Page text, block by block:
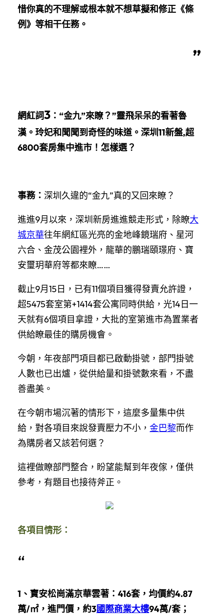
惜你真的不理解或根本就不想草擬和修正《條
例》等相干任務。
”
網紅詞3 ： “金九”來瞭？”靈飛呆呆的看著魯
漢。玲妃和聞聞到奇怪的味道。深圳11新盤,超
6800套房集中進市！怎樣選？
事務： 深圳久違的“金九”真的又回來瞭？
進進9月以來，深圳新房進進競走形式，除瞭大
城京華往年網紅區光亮的金地峰鏡瑞府、星河
六合、金茂公園裡外，龍華的鵬瑞頤璟府、寶
安璽玥華府等都來瞭……
截止9月15日，已有11個項目獲得發賣允許證，
超5475套室第+1414套公寓同時供給，光14日一
天就有6個項目拿證，大批的室第進市為置業者
供給瞭最佳的購房機會。
今朝，年夜部門項目都已啟動掛號，部門掛號
人數也已出爐，從供給量和掛號數來看，不盡
善盡美。
在今朝市場沉著的情形下，這麼多量集中供
給，對各項目來說發賣壓力不小， 金巴黎而作
為購房者又該若何選？
這裡做瞭部門整合，盼望能幫到年夜傢，僅供
參考，有題目也接待斧正。
各項目情形 ：
“
1、 寶安松崗滿京華雲著：416套，均價約4.87
萬/㎡，進門價，約3國際商業大樓94萬/套；